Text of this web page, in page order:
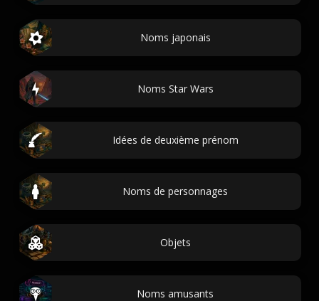
Noms japonais
Noms Star Wars
Idées de deuxième prénom
Noms de personnages
Objets
Noms amusants